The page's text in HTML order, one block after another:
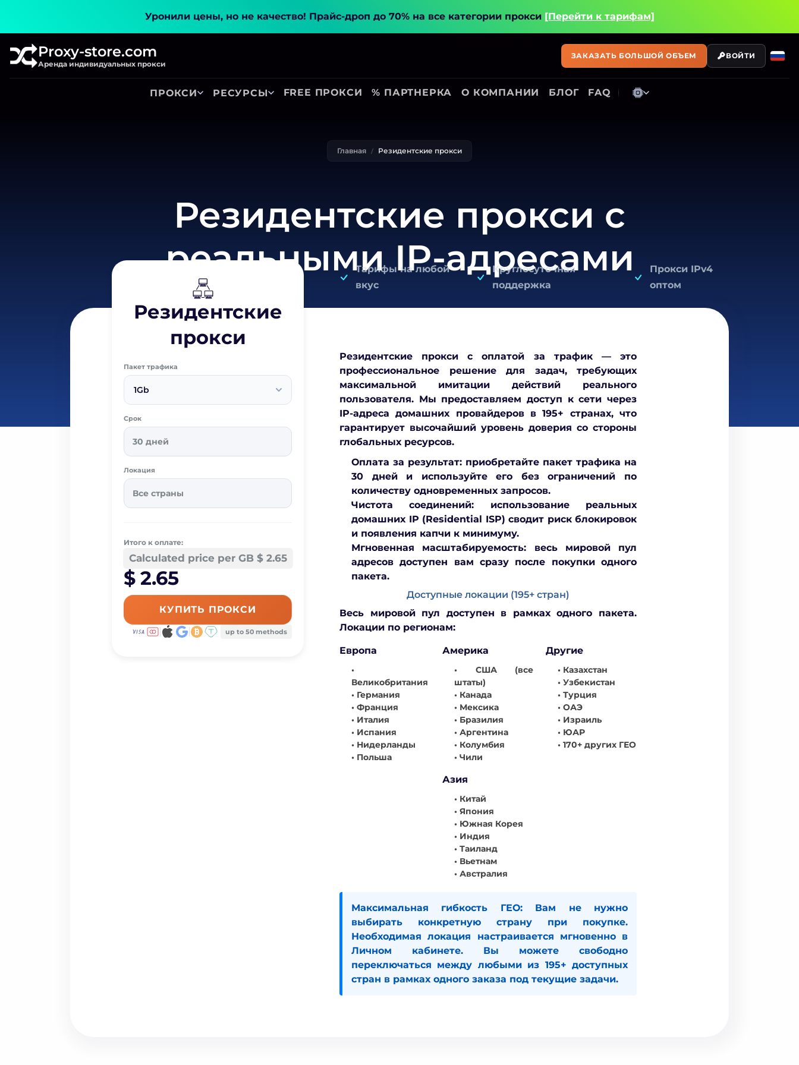
Уронили цены, но не качество! Прайс-дроп до 70% на все категории прокси [Перейти к тарифам]
Proxy-store.com
Аренда индивидуальных прокси
ПРОКСИ РЕСУРСЫ FREE ПРОКСИ % ПАРТНЕРКА О КОМПАНИИ БЛОГ FAQ
ЗАКАЗАТЬ БОЛЬШОЙ ОБЪЕМ ВОЙТИ
Главная Резидентские прокси
Резидентские прокси с
реальными IP-адресами
Тарифы на любой
вкус
Круглосуточная
поддержка
Прокси IPv4
оптом
Резидентские
прокси
Пакет трафика
1Gb
Срок
30 дней
Локация
Все страны
Итого к оплате:
Calculated price per GB $ 2.65
$ 2.65
КУПИТЬ ПРОКСИ
up to 50 methods
Резидентские прокси с оплатой за трафик— это
профессиональное решение для задач, требующих
максимальной имитации действий реального
пользователя. Мы предоставляем доступ к сети через
IP-адреса домашних провайдеров в195+ странах, что
гарантирует высочайший уровень доверия со стороны
глобальных ресурсов.
Оплата за результат: приобретайте пакет трафика на
30 дней и используйте его без ограничений по
количеству одновременных запросов.
Чистота соединений: использование реальных
домашних IP (Residential ISP) сводит риск блокировок
и появления капчи к минимуму.
Мгновенная масштабируемость: весь мировой пул
адресов доступен вам сразу после покупки одного
пакета.
Доступные локации (195+ стран)
Весь мировой пул доступен в рамках одного пакета.
Локации по регионам:
Европа
•
Великобритания
• Германия
• Франция
• Италия
• Испания
• Нидерланды
• Польша
Америка
• США (все
штаты)
• Канада
• Мексика
• Бразилия
• Аргентина
• Колумбия
• Чили
Азия
• Китай
• Япония
• Южная Корея
• Индия
• Таиланд
• Вьетнам
• Австралия
Другие
• Казахстан
• Узбекистан
• Турция
• ОАЭ
• Израиль
• ЮАР
• 170+ других ГЕО
Максимальная гибкость ГЕО:Вам не нужно
выбирать конкретную страну при покупке.
Необходимая локация настраивается мгновенно в
Личном кабинете. Вы можете свободно
переключаться между любыми из 195+ доступных
стран в рамках одного заказа под текущие задачи.